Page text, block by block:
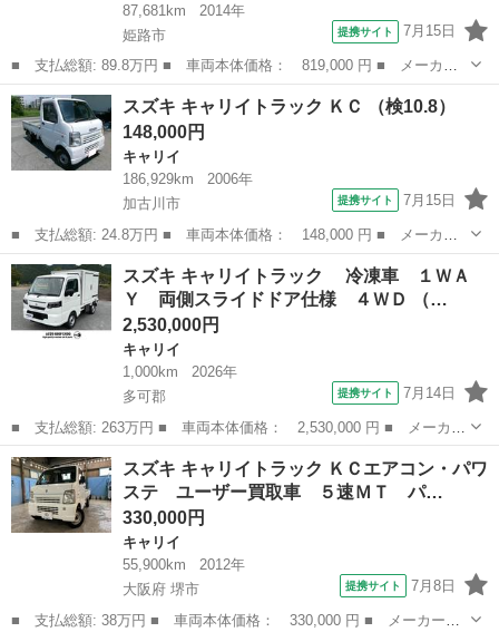
87,681km
2014年
姫路市
提携サイト 7月15日
■ 支払総額: 89.8万円 ■ 車両本体価格： 819,000 円 ■ メーカー
名： スズキ ■ 車種名： キャリイトラック ■ グレード名： Ｋ
Ｘ 車検整備付 ＡＴ車 メモリーナビ バックカメラ パワーウィ
ンドウ キー...
兵庫 姫路市 キャリイ
スズキ キャリイトラック ＫＣ （検10.8）
148,000円
キャリイ
186,929km
2006年
加古川市
提携サイト 7月15日
■ 支払総額: 24.8万円 ■ 車両本体価格： 148,000 円 ■ メーカー
名： スズキ ■ 車種名： キャリイトラック ■ グレード名： Ｋ
Ｃ ■ 排気量： 660cc ■ ドア枚数： 2D ■ ミッション： MT...
兵庫 加古川市 キャリイ
スズキ キャリイトラック 冷凍車 １ＷＡ
Ｙ 両側スライドドア仕様 ４ＷＤ （…
2,530,000円
キャリイ
1,000km
2026年
多可郡
提携サイト 7月14日
■ 支払総額: 263万円 ■ 車両本体価格： 2,530,000 円 ■ メーカー
名： スズキ ■ 車種名： キャリイトラック ■ グレード名：
冷凍車 １ＷＡＹ 両側スライドドア仕様 ４ＷＤ ■ 排気量：
660cc...
兵庫 多可郡 キャリイ
スズキ キャリイトラック ＫＣエアコン・パワ
ステ ユーザー買取車 ５速ＭＴ パ…
330,000円
キャリイ
55,900km
2012年
大阪府 堺市
提携サイト 7月8日
■ 支払総額: 38万円 ■ 車両本体価格： 330,000 円 ■ メーカー